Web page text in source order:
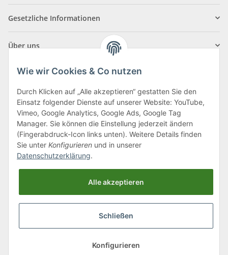
Gesetzliche Informationen
Über uns
Klagenfurter Straße 29
9556 Liebenfels
Montag bis Donnerstag: 8:00 bis 16:30 Uhr
Freitag: 8:00 bis 12:00 Uhr
Tel.:0043 (0) 4262 50900
office@cncshop.at
* Alle Preise inkl. gesetzlicher USt., zzgl.Versand, zzgl.
Wie wir Cookies & Co nutzen
Durch Klicken auf „Alle akzeptieren“ gestatten Sie den
Einsatz folgender Dienste auf unserer Website: YouTube,
Vimeo, Google Analytics, Google Ads, Google Tag
Manager. Sie können die Einstellung jederzeit ändern
(Fingerabdruck-Icon links unten). Weitere Details finden
Sie unter Konfigurieren und in unserer
Datenschutzerklärung.
Alle akzeptieren
Schließen
Konfigurieren